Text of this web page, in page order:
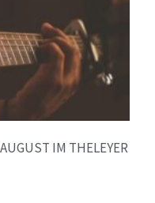
IM THELEYER